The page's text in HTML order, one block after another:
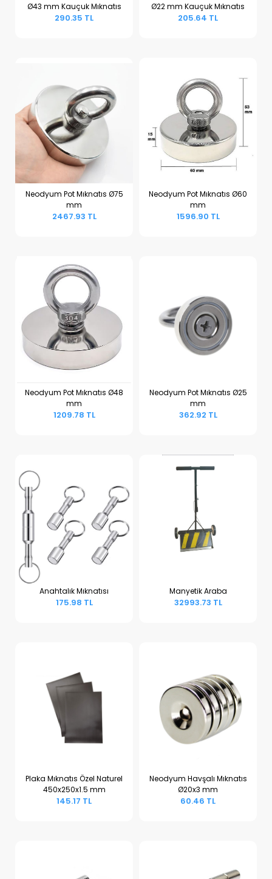
Sepete Ekle
Ø43 mm Kauçuk Mıknatıs
290.35 TL Sepete Ekle
Ø22 mm Kauçuk Mıknatıs
205.64 TL
Sepete Ekle
Neodyum Pot Mıknatıs Ø75
mm
2467.93 TL
Sepete Ekle
Neodyum Pot Mıknatıs Ø60
mm
1596.90 TL
Sepete Ekle
Neodyum Pot Mıknatıs Ø48
mm
1209.78 TL
Sepete Ekle
Neodyum Pot Mıknatıs Ø25
mm
362.92 TL
Sepete Ekle
Anahtalık Mıknatısı
175.98 TL Sepete Ekle
Manyetik Araba
32993.73 TL
Sepete Ekle
Plaka Mıknatıs Özel Naturel
450x250x1.5 mm
145.17 TL
Sepete Ekle
Neodyum Havşalı Mıknatıs
Ø20x3 mm
60.46 TL